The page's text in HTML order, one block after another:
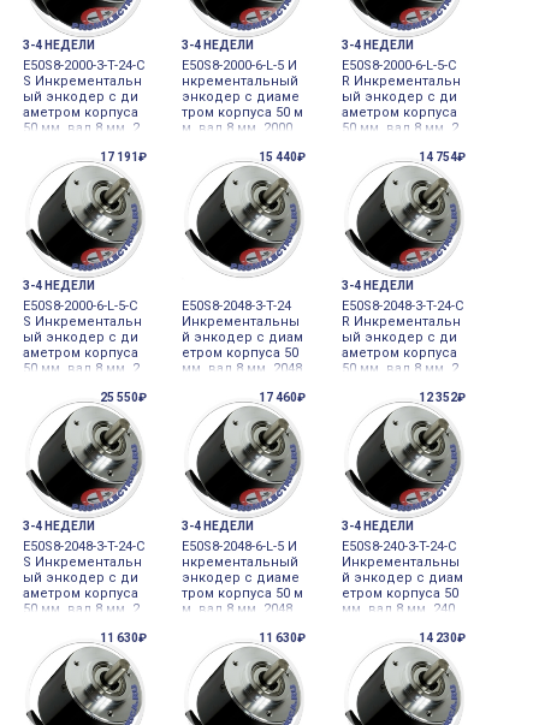
3-4 НЕДЕЛИ
E50S8-2000-3-T-24-C
S Инкрементальн
ый энкодер с ди
аметром корпуса
50 мм, вал 8 мм, 2
д Totem pole, 24V
DC Autonics
3-4 НЕДЕЛИ
E50S8-2000-6-L-5 И
нкрементальный
энкодер с диаме
тром корпуса 50 м
м, вал 8 мм, 2000
ne Driver, 5VDC Aut
onics
3-4 НЕДЕЛИ
E50S8-2000-6-L-5-C
R Инкрементальн
ый энкодер с ди
аметром корпуса
50 мм, вал 8 мм, 2
д Line Driver, 5VDC
Autonics
17 191₽
3-4 НЕДЕЛИ
E50S8-2000-6-L-5-C
S Инкрементальн
ый энкодер с ди
аметром корпуса
50 мм, вал 8 мм, 2
д Line Driver, 5VDC
Autonics
15 440₽
E50S8-2048-3-T-24
Инкрементальны
й энкодер с диам
етром корпуса 50
мм, вал 8 мм, 2048
tem pole, 24VDC A
utonics
14 754₽
3-4 НЕДЕЛИ
E50S8-2048-3-T-24-C
R Инкрементальн
ый энкодер с ди
аметром корпуса
50 мм, вал 8 мм, 2
д Totem pole, 24V
DC Autonics
25 550₽
3-4 НЕДЕЛИ
E50S8-2048-3-T-24-C
S Инкрементальн
ый энкодер с ди
аметром корпуса
50 мм, вал 8 мм, 2
д Totem pole, 24V
DC Autonics
17 460₽
3-4 НЕДЕЛИ
E50S8-2048-6-L-5 И
нкрементальный
энкодер с диаме
тром корпуса 50 м
м, вал 8 мм, 2048
ne Driver, 5VDC Aut
onics
12 352₽
3-4 НЕДЕЛИ
E50S8-240-3-T-24-C
Инкрементальны
й энкодер с диам
етром корпуса 50
мм, вал 8 мм, 240
tem pole, 24VDС, A
utonics
11 630₽ 11 630₽ 14 230₽